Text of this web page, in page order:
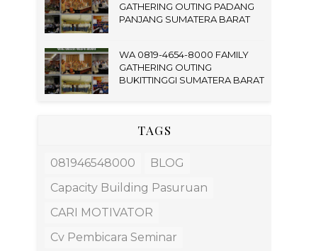
GATHERING OUTING PADANG
PANJANG SUMATERA BARAT
WA 0819-4654-8000 FAMILY
GATHERING OUTING
BUKITTINGGI SUMATERA BARAT
TAGS
081946548000
BLOG
Capacity Building Pasuruan
CARI MOTIVATOR
Cv Pembicara Seminar